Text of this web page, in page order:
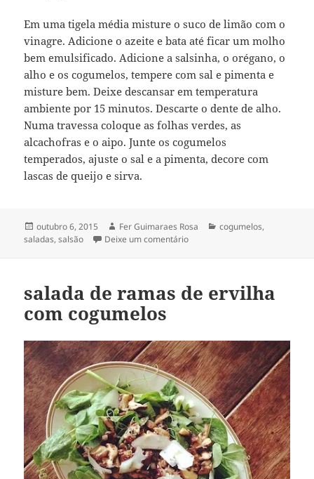
Em uma tigela média misture o suco de limão com o
vinagre. Adicione o azeite e bata até ficar um molho
bem emulsificado. Adicione a salsinha, o orégano, o
alho e os cogumelos, tempere com sal e pimenta e
misture bem. Deixe descansar em temperatura
ambiente por 15 minutos. Descarte o dente de alho.
Numa travessa coloque as folhas verdes, as
alcachofras e o aipo. Junte os cogumelos
temperados, ajuste o sal e a pimenta, decore com
lascas de queijo e sirva.
Publicado
em
outubro 6, 2015 Autor
Fer Guimaraes Rosa Categorias
cogumelos,
saladas,salsão Deixe um comentárioem salada de cogumelo &
salada de ramas de ervilha
com cogumelos